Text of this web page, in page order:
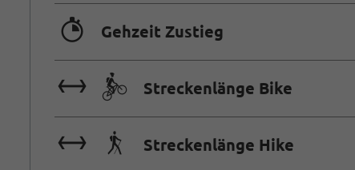
🐲 Gehzeit Zustieg
🔖🄷 Streckenlänge Bike
🔖🛬 Streckenlänge Hike